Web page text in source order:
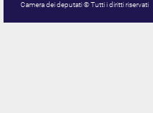
Camera dei deputati © Tutti i diritti riservati